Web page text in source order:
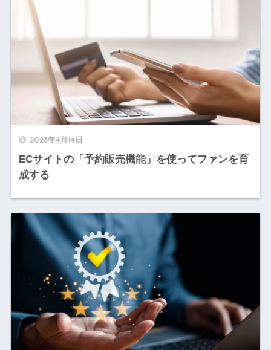
2023年4月14日
ECサイトの「予約販売機能」を使ってファンを育
成する